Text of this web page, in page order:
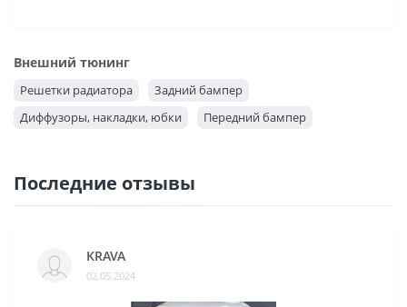
Внешний тюнинг
Решетки радиатора
Задний бампер
Диффузоры, накладки, юбки
Передний бампер
Последние отзывы
KRAVA
02.05.2024